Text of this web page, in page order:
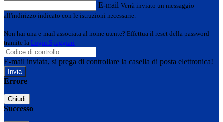
E-mail Verrà inviato un messaggio
all'indirizzo indicato con le istruzioni necessarie.
Non hai una e-mail associata al nome utente? Effettua il reset della password
tramite la Login Spaggiari
E-mail inviata, si prega di controllare la casella di posta elettronica!
Errore
Chiudi
Successo